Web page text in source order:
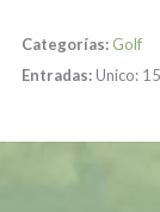
Categorías: Golf
Entradas:Unico: